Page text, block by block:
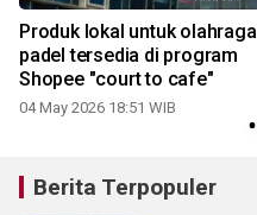
Produk lokal untuk olahraga
padel tersedia di program
Shopee "court to cafe"
04 May 2026 18:51 WIB
Berita Terpopuler